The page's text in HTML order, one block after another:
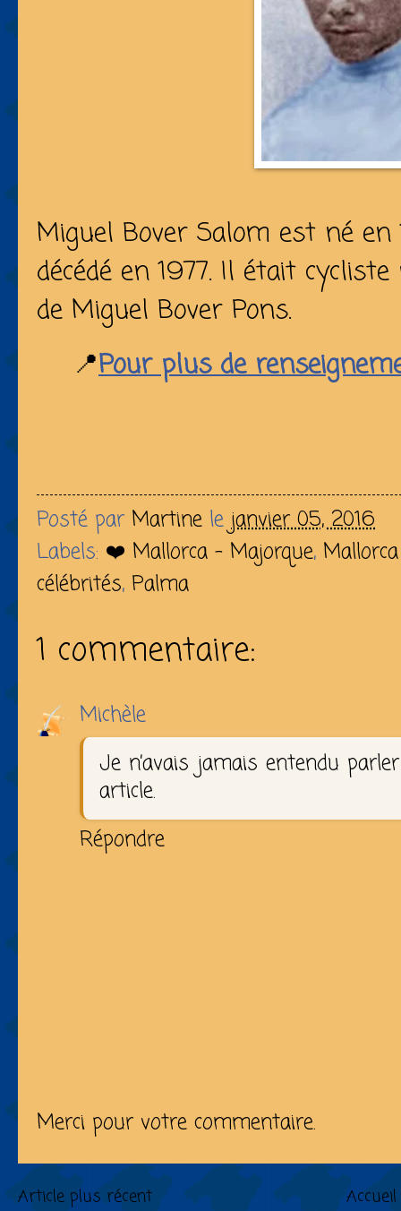
Miguel Bover Salom est né
décédé en 1977. Il était
de Miguel Bover Pons.
📍Pour plus de
Posté par Martine le janvier 05, 2016
Labels: ❤️ Mallorca - Majorque,
célébrités, Palma
1 commentaire:
Michèle
Je n’avais jamais entendu
article.
Répondre
Merci pour votre commentaire.
Article plus récent Accueil